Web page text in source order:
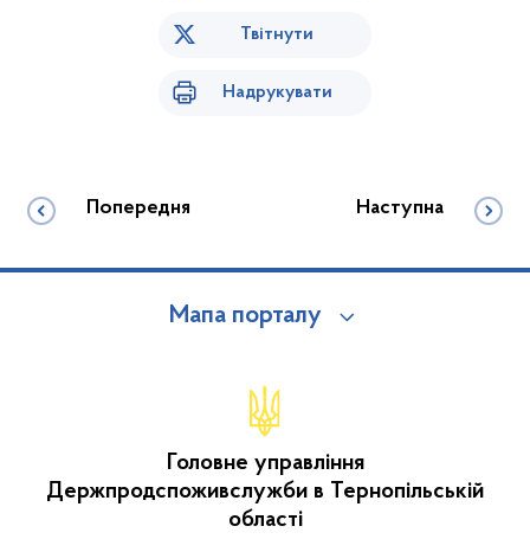
Твітнути
Надрукувати
Попередня Наступна
Мапа порталу
Головне управління
Держпродспоживслужби в Тернопільській
області